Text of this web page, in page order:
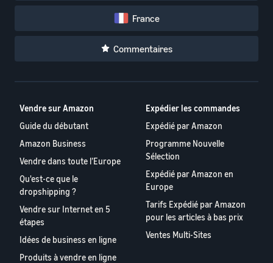
France
Commentaires
Vendre sur Amazon
Guide du débutant
Amazon Business
Vendre dans toute l’Europe
Qu'est-ce que le
dropshipping ?
Vendre sur Internet en 5
étapes
Idées de business en ligne
Produits à vendre en ligne
Expédier les commandes
Expédié par Amazon
Programme Nouvelle
Sélection
Expédié par Amazon en
Europe
Tarifs Expédié par Amazon
pour les articles à bas prix
Ventes Multi-Sites